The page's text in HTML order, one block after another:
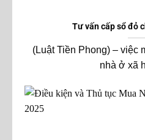
Tư vấn cấp sổ đỏ
(Luật Tiền Phong) – việc
nhà ở xã